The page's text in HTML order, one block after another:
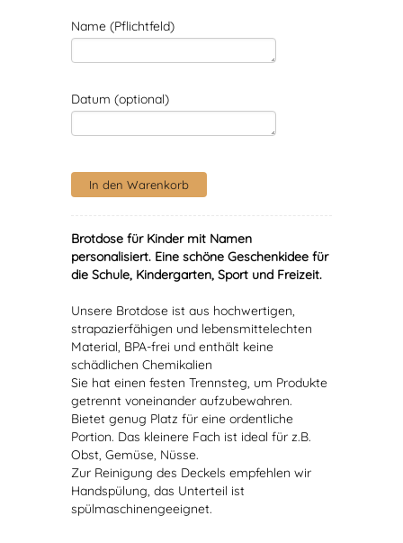
Name (Pflichtfeld)
Datum (optional)
Brotdose für Kinder mit Namen
personalisiert. Eine schöne Geschenkidee für
die Schule, Kindergarten, Sport und Freizeit.
Unsere Brotdose ist aus hochwertigen,
strapazierfähigen und lebensmittelechten
Material, BPA-frei und enthält keine
schädlichen Chemikalien
Sie hat einen festen Trennsteg, um Produkte
getrennt voneinander aufzubewahren.
Bietet genug Platz für eine ordentliche
Portion. Das kleinere Fach ist ideal für z.B.
Obst, Gemüse, Nüsse.
Zur Reinigung des Deckels empfehlen wir
Handspülung, das Unterteil ist
spülmaschinengeeignet.